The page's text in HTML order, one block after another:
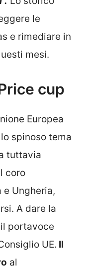
le
e rimediare in
mesi.
cup
Europea
spinoso tema
tuttavia
coro
e Ungheria,
A dare la
portavoce
UE. Il
al